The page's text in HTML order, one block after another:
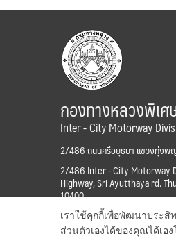
กองทางหลวงพิเศ
Inter - City Motorway
2/486 ถนนศรีอยุธยา แขวงทุ่งพญ
2/486 Inter - City Motorway
Highway, Sri Ayutthaya rd.
10400
Copyright © 2017 Inter -
เราใช้คุกกี้เพื่อพัฒนาประ
ส่วนตัวเองได้ของคุณได้เอ